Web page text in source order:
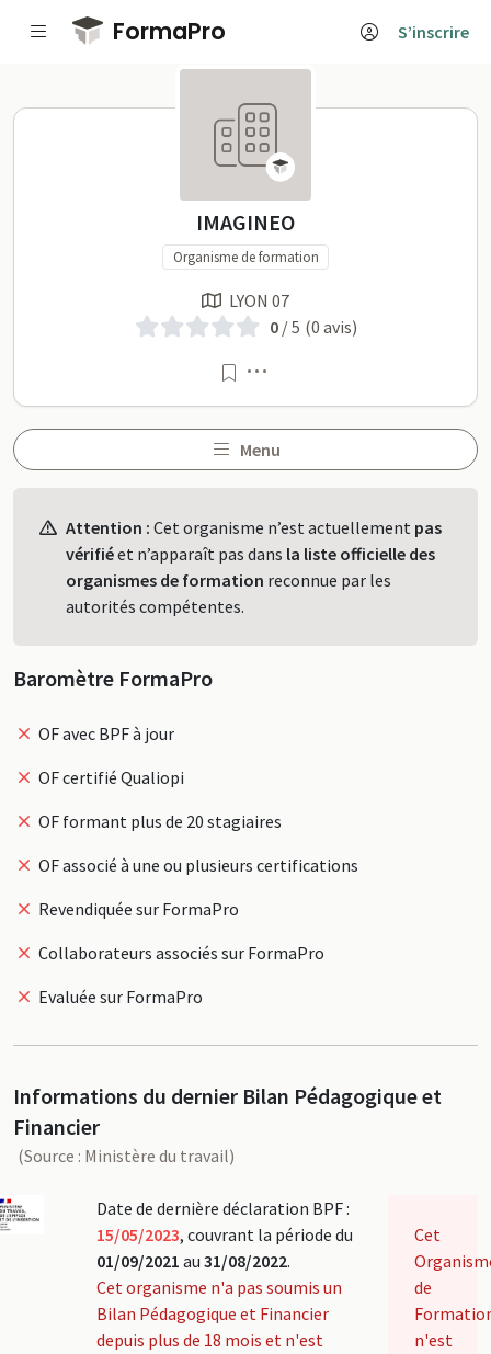
Passer au contenu principal
FormaPro S’inscrire
IMAGINEO sur FormaPro
IMAGINEO
Organisme de formation
LYON 07
0/ 5 (0 avis)
Menu
Attention : Cet organisme n’est actuellement pas
vérifiéet n’apparaît pas dans la liste officielle des
organismes de formation reconnue par les
autorités compétentes.
Baromètre FormaPro
OF avec BPF à jour
OF certifié Qualiopi
OF formant plus de 20 stagiaires
OF associé à une ou plusieurs certifications
Revendiquée sur FormaPro
Collaborateurs associés sur FormaPro
Evaluée sur FormaPro
Informations du dernier Bilan Pédagogique et
Financier
(Source : Ministère du travail)
Date de dernière déclaration BPF :
15/05/2023, couvrant la période du
01/09/2021 au 31/08/2022.
Cet organisme n'a pas soumis un
Bilan Pédagogique et Financier
depuis plus de 18 mois et n'est
Cet
de
n'est